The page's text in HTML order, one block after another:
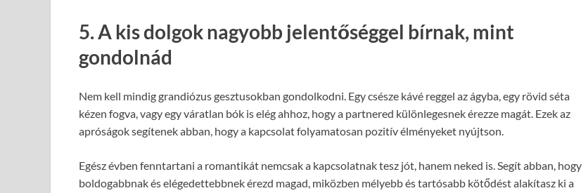
5. A kis dolgok nagyobb jelentőséggel bírnak, mint
gondolnád
Nem kell mindig grandiózus gesztusokban gondolkodni. Egy csésze kávé reggel az ágyba, egy rövid séta
kézen fogva, vagy egy váratlan bók is elég ahhoz, hogy a partnered különlegesnek érezze magát. Ezek az
apróságok segítenek abban, hogy a kapcsolat folyamatosan pozitív élményeket nyújtson.
Egész évben fenntartani a romantikát nemcsak a kapcsolatnak tesz jót, hanem neked is. Segít abban, hogy
boldogabbnak és elégedettebbnek érezd magad, miközben mélyebb és tartósabb kötődést alakítasz ki a